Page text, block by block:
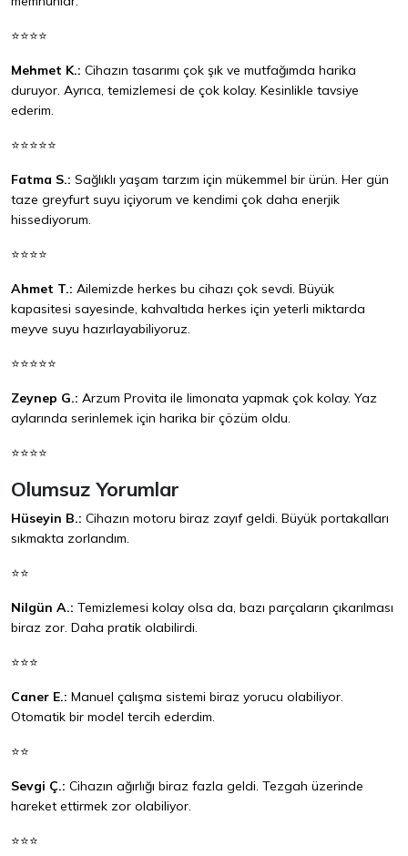
⭐⭐⭐⭐
Mehmet K.: Cihazın tasarımı çok şık ve mutfağımda harika
duruyor. Ayrıca, temizlemesi de çok kolay. Kesinlikle tavsiye
ederim.
⭐⭐⭐⭐⭐
Fatma S.: Sağlıklı yaşam tarzım için mükemmel bir ürün. Her gün
taze greyfurt suyu içiyorum ve kendimi çok daha enerjik
hissediyorum.
⭐⭐⭐⭐
Ahmet T.: Ailemizde herkes bu cihazı çok sevdi. Büyük
kapasitesi sayesinde, kahvaltıda herkes için yeterli miktarda
meyve suyu hazırlayabiliyoruz.
⭐⭐⭐⭐⭐
Zeynep G.: Arzum Provita ile limonata yapmak çok kolay. Yaz
aylarında serinlemek için harika bir çözüm oldu.
⭐⭐⭐⭐
Olumsuz Yorumlar
Hüseyin B.: Cihazın motoru biraz zayıf geldi. Büyük portakalları
sıkmakta zorlandım.
⭐⭐
Nilgün A.: Temizlemesi kolay olsa da, bazı parçaların çıkarılması
biraz zor. Daha pratik olabilirdi.
⭐⭐⭐
Caner E.: Manuel çalışma sistemi biraz yorucu olabiliyor.
Otomatik bir model tercih ederdim.
⭐⭐
Sevgi Ç.: Cihazın ağırlığı biraz fazla geldi. Tezgah üzerinde
hareket ettirmek zor olabiliyor.
⭐⭐⭐